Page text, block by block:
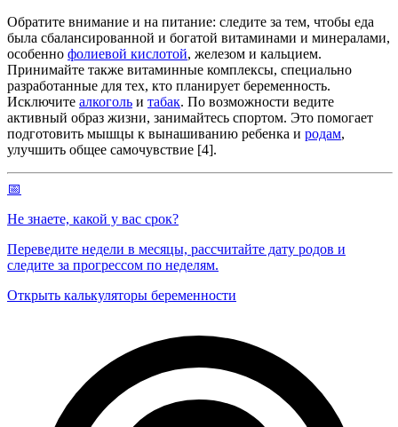
Обратите внимание и на питание: следите за тем, чтобы еда
была сбалансированной и богатой витаминами и минералами,
особенно фолиевой кислотой, железом и кальцием.
Принимайте также витаминные комплексы, специально
разработанные для тех, кто планирует беременность.
Исключите алкоголь и табак. По возможности ведите
активный образ жизни, занимайтесь спортом. Это помогает
подготовить мышцы к вынашиванию ребенка и родам,
улучшить общее самочувствие [4].
📅
Не знаете, какой у вас срок?
Переведите недели в месяцы, рассчитайте дату родов и
следите за прогрессом по неделям.
Открыть калькуляторы беременности